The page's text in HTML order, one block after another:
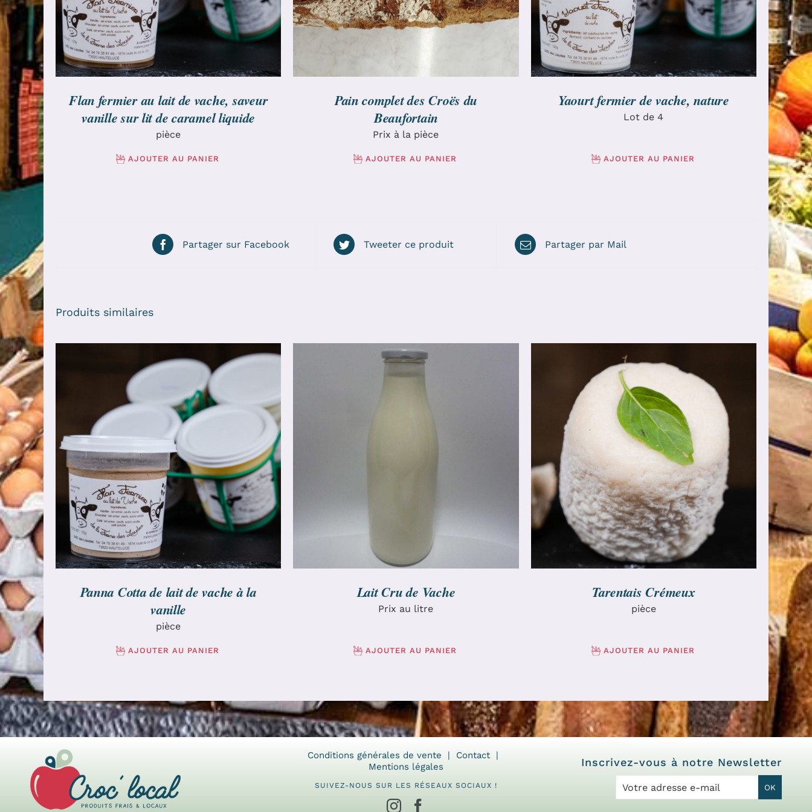
Flan fermier au lait de vache, saveur
vanille sur lit de caramel liquide
pièce
AJOUTER AU PANIER
Pain complet des Croës du
Beaufortain
Prix à la pièce
AJOUTER AU PANIER
Yaourt fermier de vache, nature
Lot de 4
AJOUTER AU PANIER
Partager sur Facebook Tweeter ce produit Partager par Mail
Produits similaires
AJOUTER AU PANIER / DÉTAILS
Panna Cotta de lait de vache à la
vanille
pièce
AJOUTER AU PANIER
Lait Cru de Vache
Prix au litre
AJOUTER AU PANIER
AJOUTER AU PANIER / DÉTAILS
Tarentais Crémeux
pièce
AJOUTER AU PANIER
Conditions générales de vente
Contact
Mentions légales
SUIVEZ-NOUS SUR LES RÉSEAUX SOCIAUX !
Inscrivez-vous à notre Newsletter